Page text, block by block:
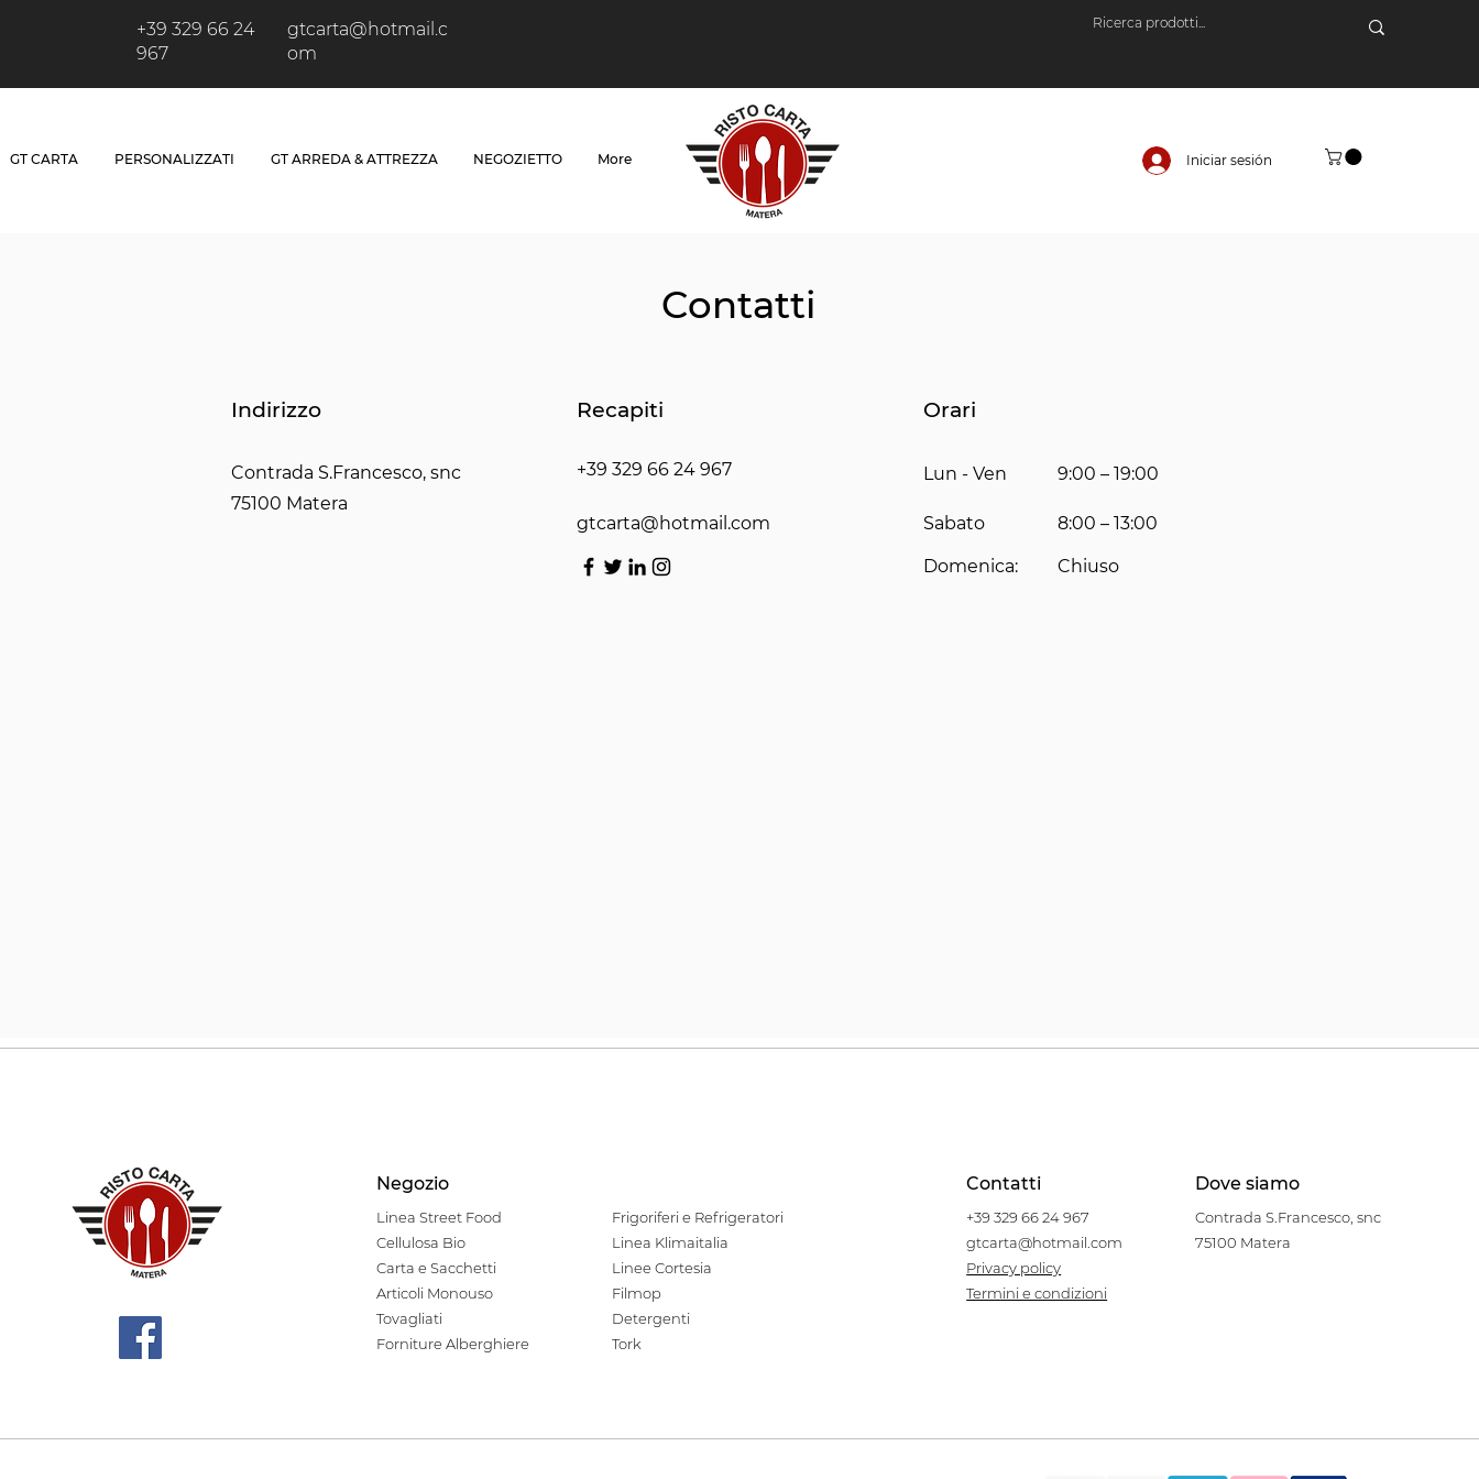
+39 329 66 24
967
gtcarta@hotmail.c
om
GT CARTA PERSONALIZZATI GT ARREDA & ATTREZZA NEGOZIETTO More Iniciar sesión
Contatti
Indirizzo
Contrada S.Francesco, snc
75100 Matera
Recapiti
+39 329 66 24 967
gtcarta@hotmail.com
Orari
Lun - Ven 9:00 – 19:00
Sabato 8:00 – 13:00
Domenica: Chiuso
Negozio
Linea Street Food
Cellulosa Bio
Carta e Sacchetti
Articoli Monouso
Tovagliati
Forniture Alberghiere
Frigoriferi e Refrigeratori
Linea Klimaitalia
Linee Cortesia
Filmop
Detergenti
Tork
Contatti Dove siamo
+39 329 66 24 967
gtcarta@hotmail.com
Privacy policy
Termini e condizioni
Contrada S.Francesco, snc
75100 Matera